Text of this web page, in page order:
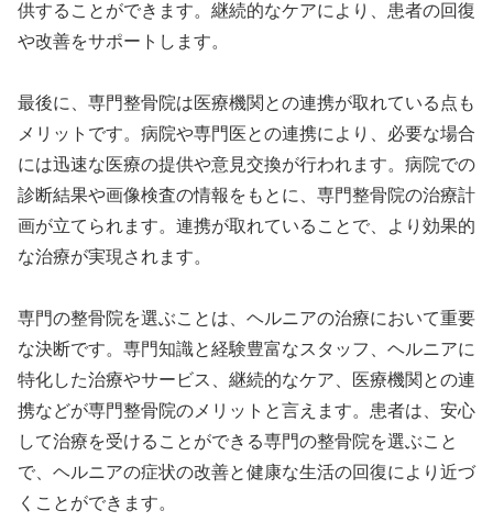
供することができます。継続的なケアにより、患者の回復
や改善をサポートします。
最後に、専門整骨院は医療機関との連携が取れている点も
メリットです。病院や専門医との連携により、必要な場合
には迅速な医療の提供や意見交換が行われます。病院での
診断結果や画像検査の情報をもとに、専門整骨院の治療計
画が立てられます。連携が取れていることで、より効果的
な治療が実現されます。
専門の整骨院を選ぶことは、ヘルニアの治療において重要
な決断です。専門知識と経験豊富なスタッフ、ヘルニアに
特化した治療やサービス、継続的なケア、医療機関との連
携などが専門整骨院のメリットと言えます。患者は、安心
して治療を受けることができる専門の整骨院を選ぶこと
で、ヘルニアの症状の改善と健康な生活の回復により近づ
くことができます。